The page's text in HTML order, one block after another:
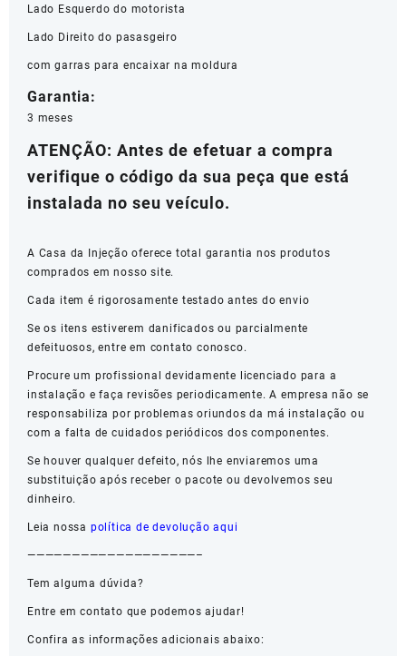
Lado Esquerdo do motorista
Lado Direito do pasasgeiro
com garras para encaixar na moldura
Garantia:
3 meses
ATENÇÃO: Antes de efetuar a compra
verifique o código da sua peça que está
instalada no seu veículo.
A Casa da Injeção oferece total garantia nos produtos
comprados em nosso site.
Cada item é rigorosamente testado antes do envio
Se os itens estiverem danificados ou parcialmente
defeituosos, entre em contato conosco.
Procure um profissional devidamente licenciado para a
instalação e faça revisões periodicamente. A empresa não se
responsabiliza por problemas oriundos da má instalação ou
com a falta de cuidados periódicos dos componentes.
Se houver qualquer defeito, nós lhe enviaremos uma
substituição após receber o pacote ou devolvemos seu
dinheiro.
Leia nossa política de devolução aqui
———————————————————–
Tem alguma dúvida?
Entre em contato que podemos ajudar!
Confira as informações adicionais abaixo: